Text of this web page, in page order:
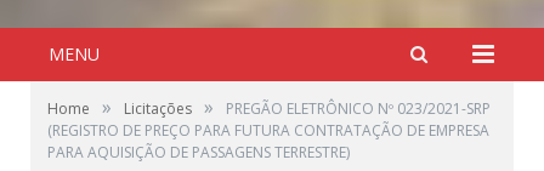
MENU
Home » Licitações »
PREGÃO ELETRÔNICO Nº 023/2021-SRP
(REGISTRO DE PREÇO PARA FUTURA CONTRATAÇÃO DE EMPRESA
PARA AQUISIÇÃO DE PASSAGENS TERRESTRE)